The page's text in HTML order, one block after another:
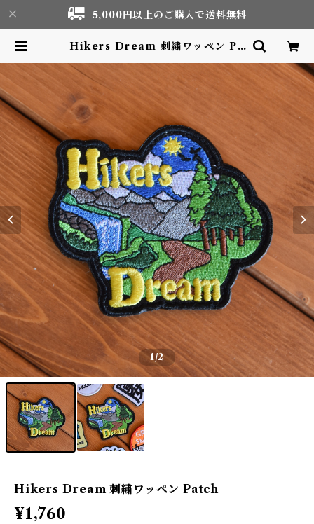
5,000円以上のご購入で送料無料
Hikers Dream 刺繍ワッペン Pa
dventure Tourism gear shop
1/2
Hikers Dream 刺繍ワッペン Patch
¥1,760